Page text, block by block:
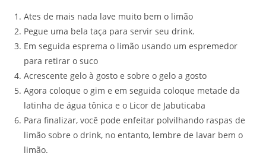
Ates de mais nada lave muito bem o limão
Pegue uma bela taça para servir seu drink.
Em seguida esprema o limão usando um espremedor
para retirar o suco
Acrescente gelo à gosto e sobre o gelo a gosto
Agora coloque o gim e em seguida coloque metade da
latinha de água tônica e o Licor de Jabuticaba
Para finalizar, você pode enfeitar polvilhando raspas de
limão sobre o drink, no entanto, lembre de lavar bem o
limão.